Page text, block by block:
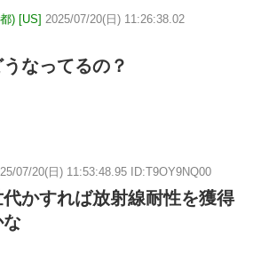
) [US] 2025/07/20(日) 11:26:38.02
なってるの？
07/20(日) 11:53:48.95 ID:T9OY9NQ00
かすれば放射線耐性を獲得
な